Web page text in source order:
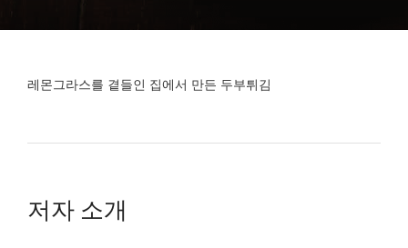
레몬그라스를 곁들인 집에서 만든 두부튀김
저자 소개